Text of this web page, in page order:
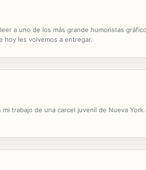
a uno de los más grande humoristas
hoy les volvemos a entregar.
trabajo de una carcel juvenil de Nueva York.